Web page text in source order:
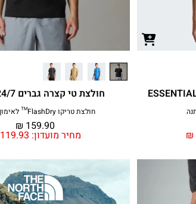
₪
חולצת טי קצרה גברים MEN'S 24/7
חולצת טריקו FlashDry™ לאימון וטיולים
מחיר מועדון: 119.93
₪ 159.90